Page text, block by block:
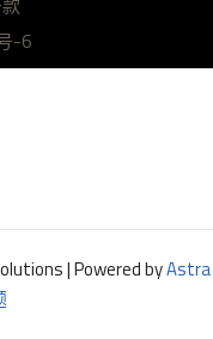
-6
| Powered byAstra